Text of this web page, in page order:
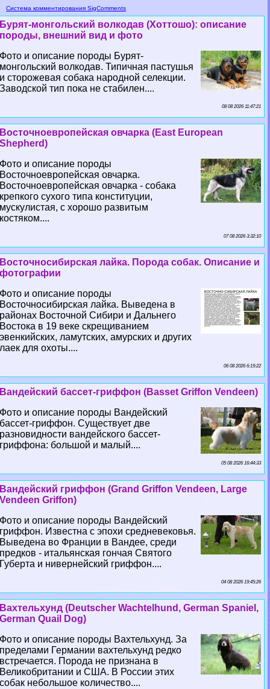
Система комментирования SigComments
Бурят-монгольский волкодав (Хоттошо): описание
породы, внешний вид и фото
Фото и описание породы Бурят-
монгольский волкодав. Типичная пастушья
и сторожевая собака народной селекции.
Заводской тип пока не стабилен....
08 08 2026 11:47:21
Восточноевропейская овчарка (East European
Shepherd)
Фото и описание породы
Восточноевропейская овчарка.
Восточноевропейская овчарка - собака
крепкого сухого типа конституции,
мускулистая, с хорошо развитым
костяком....
07 08 2026 3:32:10
Восточносибирская лайка. Порода собак. Описание и
фотографии
Фото и описание породы
Восточносибирская лайка. Выведена в
районах Восточной Сибири и Дальнего
Востока в 19 веке скрещиванием
эвенкийских, ламутских, амурских и других
лаек для охоты....
06 08 2026 6:19:22
Вандейский бассет-гриффон (Basset Griffon Vendeen)
Фото и описание породы Вандейский
бассет-гриффон. Существует две
разновидности вандейского бассет-
гриффона: большой и малый....
05 08 2026 16:44:33
Вандейский гриффон (Grand Griffon Vendeen, Large
Vendeen Griffon)
Фото и описание породы Вандейский
гриффон. Известна с эпохи средневековья.
Выведена во Франции в Вандее, среди
предков - итальянская гончая Святого
Губерта и нивернейский гриффон....
04 08 2026 19:45:26
Вахтельхунд (Deutscher Wachtelhund, German Spaniel,
German Quail Dog)
Фото и описание породы Вахтельхунд. За
пределами Германии вахтельхунд редко
встречается. Порода не признана в
Великобритании и США. В России этих
собак небольшое количество....